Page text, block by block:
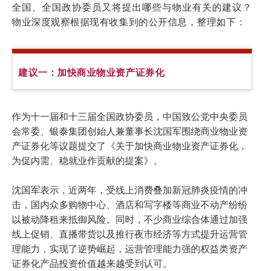
全国、全国政协委员又将提出哪些与物业有关的建议？
物业深度观察根据现有收集到的公开信息，整理如下：
建议一： 加快商业物业资产证券化
作为十一届和十三届全国政协委员，中国致公党中央委员
会常委、银泰集团创始人兼董事长沈国军围绕商业物业资
产证券化等议题提交了《关于加快商业物业资产证券化，
为促内需、稳就业作贡献的提案》。
沈国军表示，近两年，受线上消费叠加新冠肺炎疫情的冲
击，国内众多购物中心、酒店和写字楼等商业不动产纷纷
以被动降租来抵御风险。同时，不少商业综合体通过加强
线上促销、直播带货以及推行夜市经济等方式提升运营管
理能力，实现了逆势崛起，运营管理能力强的权益类资产
证券化产品投资价值越来越受到认可。